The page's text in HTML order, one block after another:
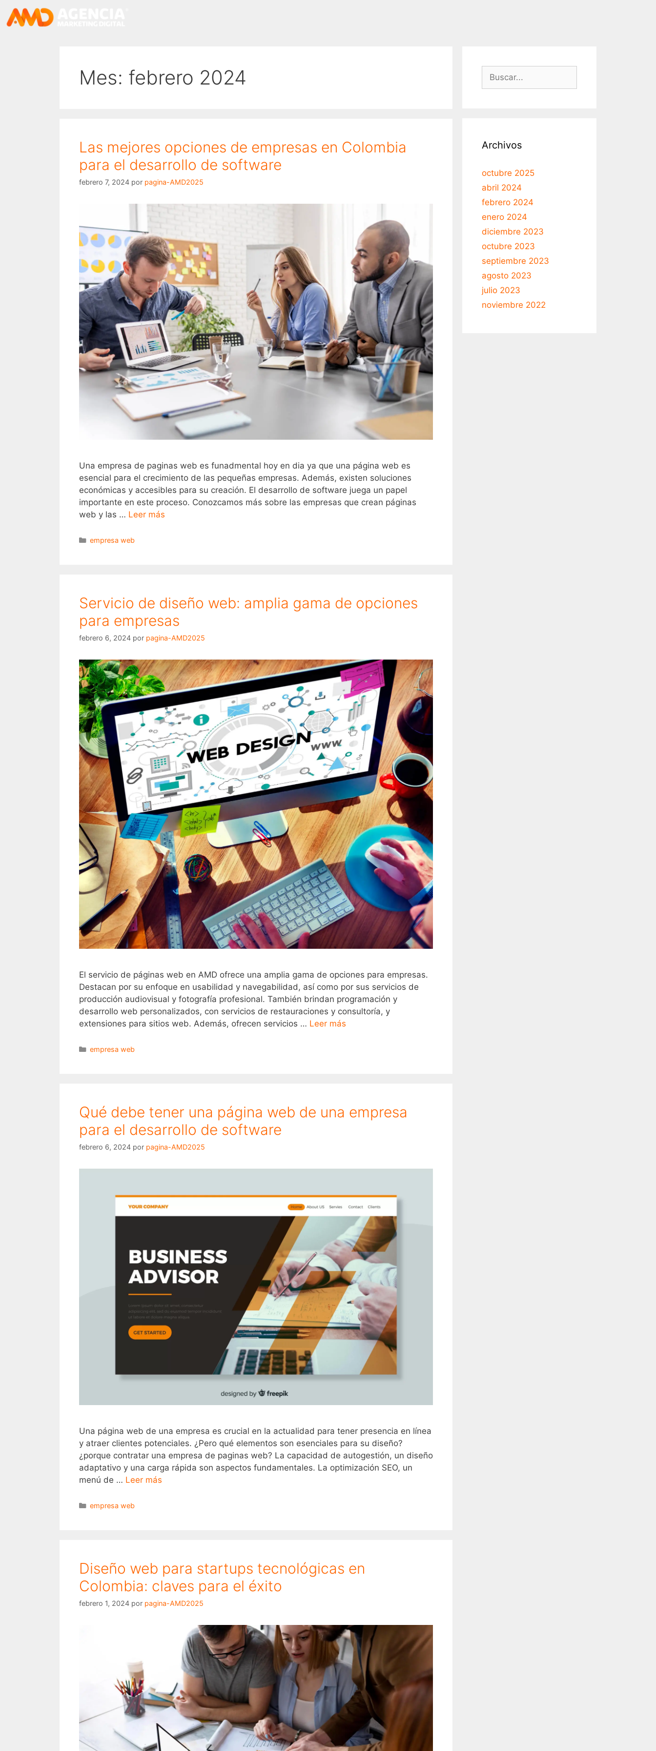
Mes: febrero 2024
Las mejores opciones de empresas en Colombia
para el desarrollo de software
febrero 7, 2024 por pagina-AMD2025
Una empresa de paginas web es funadmental hoy en dia ya que una página web es
esencial para el crecimiento de las pequeñas empresas. Además, existen soluciones
económicas y accesibles para su creación. El desarrollo de software juega un papel
importante en este proceso. Conozcamos más sobre las empresas que crean páginas
web y las … Leer más
empresa web
Servicio de diseño web: amplia gama de opciones
para empresas
febrero 6, 2024 por pagina-AMD2025
El servicio de páginas web en AMD ofrece una amplia gama de opciones para empresas.
Destacan por su enfoque en usabilidad y navegabilidad, así como por sus servicios de
producción audiovisual y fotografía profesional. También brindan programación y
desarrollo web personalizados, con servicios de restauraciones y consultoría, y
extensiones para sitios web. Además, ofrecen servicios … Leer más
empresa web
Qué debe tener una página web de una empresa
para el desarrollo de software
febrero 6, 2024 por pagina-AMD2025
Una página web de una empresa es crucial en la actualidad para tener presencia en línea
y atraer clientes potenciales. ¿Pero qué elementos son esenciales para su diseño?
¿porque contratar una empresa de paginas web? La capacidad de autogestión, un diseño
adaptativo y una carga rápida son aspectos fundamentales. La optimización SEO, un
menú de … Leer más
empresa web
Diseño web para startups tecnológicas en
Colombia: claves para el éxito
febrero 1, 2024 por pagina-AMD2025
Archivos
octubre 2025
abril 2024
febrero 2024
enero 2024
diciembre 2023
octubre 2023
septiembre 2023
agosto 2023
julio 2023
noviembre 2022